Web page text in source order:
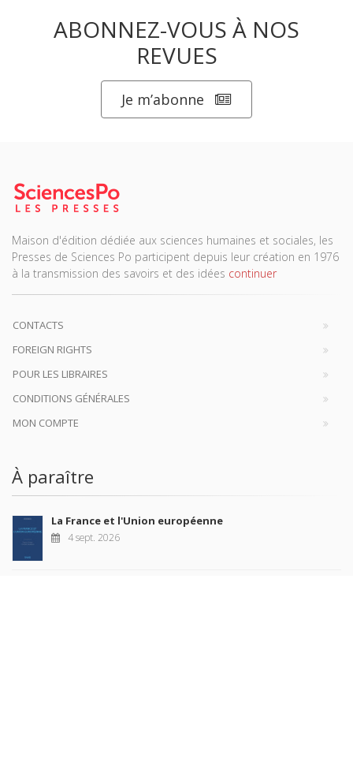
ABONNEZ-VOUS À NOS
REVUES
Je m’abonne
Maison d'édition dédiée aux sciences humaines et sociales, les
Presses de Sciences Po participent depuis leur création en 1976
à la transmission des savoirs et des idées continuer
CONTACTS
FOREIGN RIGHTS
POUR LES LIBRAIRES
CONDITIONS GÉNÉRALES
MON COMPTE
À paraître
La France et l'Union européenne
4 sept. 2026